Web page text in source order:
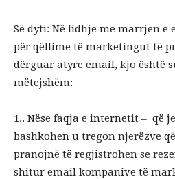
Së dyti: Në lidhje me marrjen e
për qëllime të marketingut të
dërguar atyre email, kjo është
mëtejshëm:
1.. Nëse faqja e internetit – që
bashkohen u tregon njerëzve
pranojnë të regjistrohen se
shitur email kompanive të